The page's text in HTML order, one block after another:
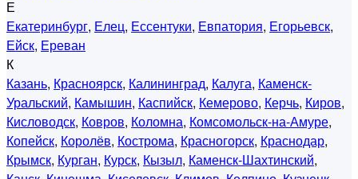
Е
Екатеринбург, Елец, Ессентуки, Евпатория, Егорьевск,
Ейск, Ереван
К
Казань, Красноярск, Калининград, Калуга, Каменск-
Уральский, Камышин, Каспийск, Кемерово, Керчь, Киров,
Кисловодск, Ковров, Коломна, Комсомольск-на-Амуре,
Копейск, Королёв, Кострома, Красногорск, Краснодар,
Крымск, Курган, Курск, Кызыл, Каменск-Шахтинский,